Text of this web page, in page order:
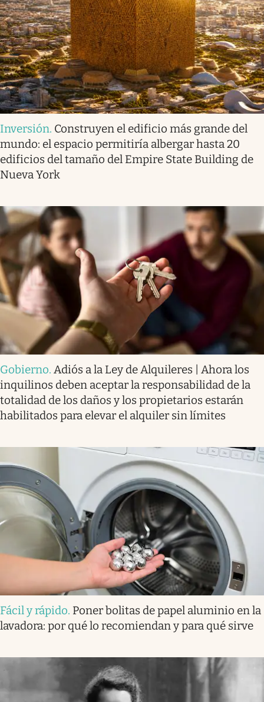
Inversión. Construyen el edificio más grande del
mundo: el espacio permitiría albergar hasta 20
edificios del tamaño del Empire State Building de
Nueva York
Gobierno. Adiós a la Ley de Alquileres | Ahora los
inquilinos deben aceptar la responsabilidad de la
totalidad de los daños y los propietarios estarán
habilitados para elevar el alquiler sin límites
Fácil y rápido. Poner bolitas de papel aluminio en la
lavadora: por qué lo recomiendan y para qué sirve